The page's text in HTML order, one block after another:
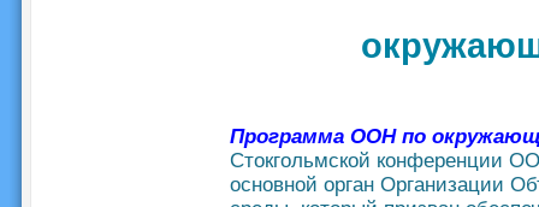
Программа ООН по
Стокгольмской конференции
основной орган Организации